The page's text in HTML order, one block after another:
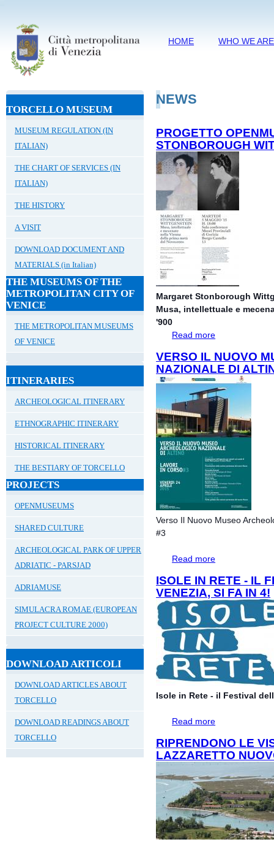
HOME WHO WE ARE
TORCELLO MUSEUM
MUSEUM REGULATION (IN
ITALIAN)
THE CHART OF SERVICES (IN
ITALIAN)
THE HISTORY
A VISIT
DOWNLOAD DOCUMENT AND
MATERIALS (in Italian)
THE MUSEUMS OF THE
METROPOLITAN CITY OF
VENICE
THE METROPOLITAN MUSEUMS
OF VENICE
ITINERARIES
ARCHEOLOGICAL ITINERARY
ETHNOGRAPHIC ITINERARY
HISTORICAL ITINERARY
THE BESTIARY OF TORCELLO
PROJECTS
OPENMUSEUMS
SHARED CULTURE
ARCHEOLOGICAL PARK OF UPPER
ADRIATIC - PARSJAD
ADRIAMUSE
SIMULACRA ROMAE (EUROPEAN
PROJECT CULTURE 2000)
DOWNLOAD ARTICOLI
DOWNLOAD ARTICLES ABOUT
TORCELLO
DOWNLOAD READINGS ABOUT
TORCELLO
NEWS
PROGETTO
STONBOROUGH
Margaret Stonborough
Musa, intellettuale e
'900
Read more
VERSO IL NUOVO
NAZIONALE DI
Verso Il Nuovo Museo
#3
Read more
ISOLE IN RETE - IL
VENEZIA, SI FA IN 4!
Isole in Rete - il Festival
Read more
RIPRENDONO LE
LAZZARETTO